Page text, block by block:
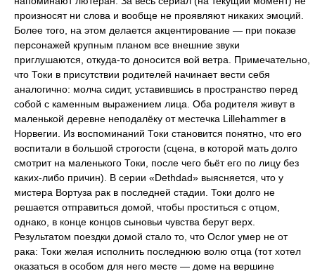
произносят ни слова и вообще не проявляют никаких эмоций.
Более того, на этом делается акцентирование — при показе
персонажей крупным планом все внешние звуки
приглушаются, откуда-то доносится вой ветра. Примечательно,
что Токи в присутствии родителей начинает вести себя
аналогично: молча сидит, уставившись в пространство перед
собой с каменным выражением лица. Оба родителя живут в
маленькой деревне неподалёку от местечка Lillehammer в
Норвегии. Из воспоминаний Токи становится понятно, что его
воспитали в большой строгости (сцена, в которой мать долго
смотрит на маленького Токи, после чего бьёт его по лицу без
каких-либо причин). В серии «Dethdad» выясняется, что у
мистера Вортуза рак в последней стадии. Токи долго не
решается отправиться домой, чтобы проститься с отцом,
однако, в конце концов сыновьи чувства берут верх.
Результатом поездки домой стало то, что Ослог умер не от
рака: Токи желая исполнить последнюю волю отца (тот хотел
оказаться в особом для него месте — доме на вершине